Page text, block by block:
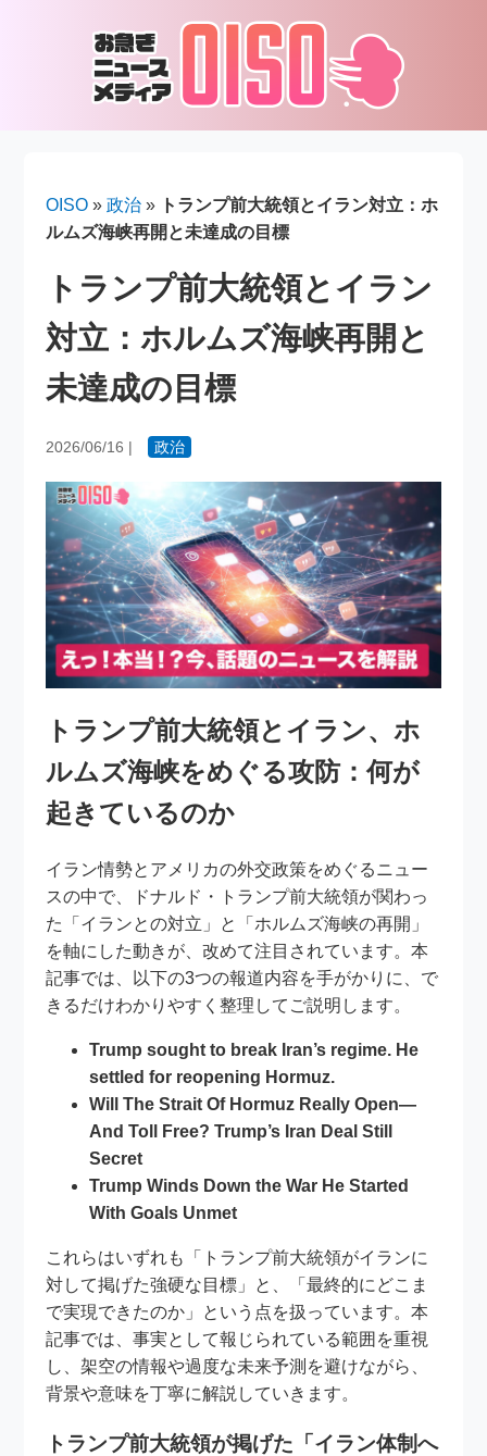
OISO »政治 »
トランプ前大統領とイラン対立：ホ
ルムズ海峡再開と未達成の目標
トランプ前大統領とイラン
対立：ホルムズ海峡再開と
未達成の目標
2026/06/16 | 政治
トランプ前大統領とイラン、ホ
ルムズ海峡をめぐる攻防：何が
起きているのか
イラン情勢とアメリカの外交政策をめぐるニュー
スの中で、ドナルド・トランプ前大統領が関わっ
た「イランとの対立」と「ホルムズ海峡の再開」
を軸にした動きが、改めて注目されています。本
記事では、以下の3つの報道内容を手がかりに、で
きるだけわかりやすく整理してご説明します。
Trump sought to break Iran’s regime. He
settled for reopening Hormuz.
Will The Strait Of Hormuz Really Open—
And Toll Free? Trump’s Iran Deal Still
Secret
Trump Winds Down the War He Started
With Goals Unmet
これらはいずれも「トランプ前大統領がイランに
対して掲げた強硬な目標」と、「最終的にどこま
で実現できたのか」という点を扱っています。本
記事では、事実として報じられている範囲を重視
し、架空の情報や過度な未来予測を避けながら、
背景や意味を丁寧に解説していきます。
トランプ前大統領が掲げた「イラン体制へ